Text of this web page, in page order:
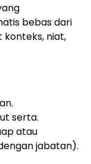
bebas dari
konteks, niat,
serta.
atau
jabatan).